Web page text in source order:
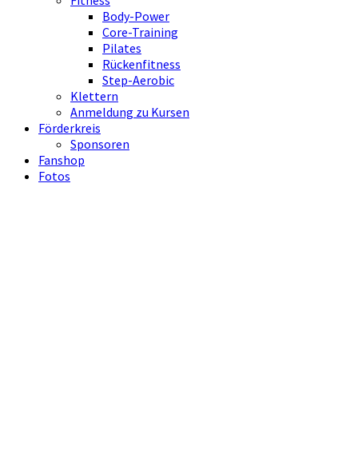
Body-Power
Core-Training
Pilates
Rückenfitness
Step-Aerobic
Klettern
Anmeldung zu Kursen
Förderkreis
Sponsoren
Fanshop
Fotos